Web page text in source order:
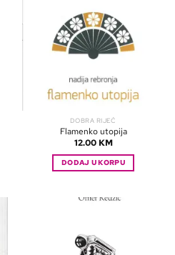
DOBRA RIJEČ
Flamenko utopija
12.00 KM
DODAJ U KORPU